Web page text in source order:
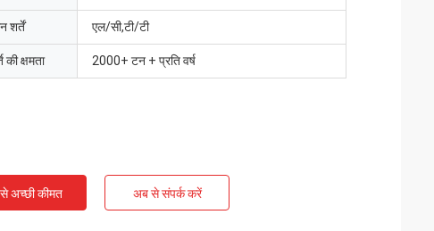
शर्तें एल/सी,टी/टी
की क्षमता 2000+ टन + प्रति वर्ष
अच्छी कीमत अब से संपर्क करें